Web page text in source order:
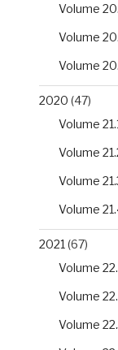
Volume
Volume
Volume
2020 (47)
Volume
Volume
Volume
Volume
2021 (67)
Volume
Volume
Volume